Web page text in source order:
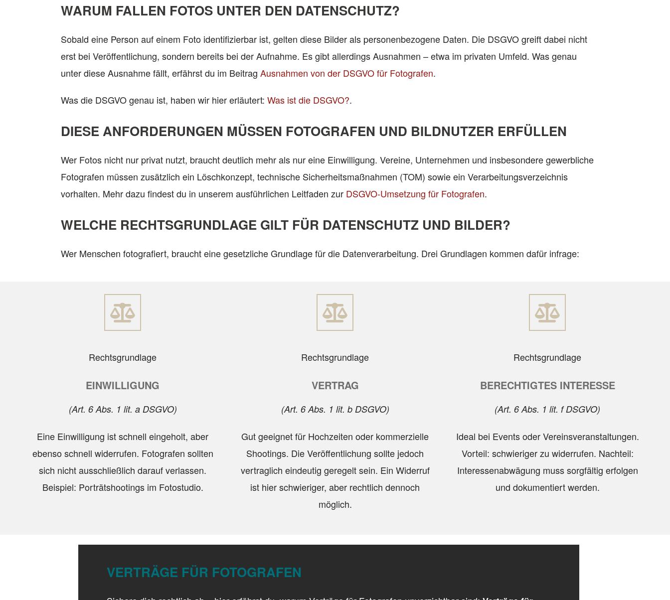
WARUM FALLEN FOTOS UNTER DEN DATENSCHUTZ?
Sobald eine Person auf einem Foto identifizierbar ist, gelten diese Bilder als personenbezogene Daten. Die DSGVO greift dabei nicht
erst bei Veröffentlichung, sondern bereits bei der Aufnahme. Es gibt allerdings Ausnahmen – etwa im privaten Umfeld. Was genau
unter diese Ausnahme fällt, erfährst du im Beitrag Ausnahmen von der DSGVO für Fotografen.
Was die DSGVO genau ist, haben wir hier erläutert: Was ist die DSGVO?.
DIESE ANFORDERUNGEN MÜSSEN FOTOGRAFEN UND BILDNUTZER ERFÜLLEN
Wer Fotos nicht nur privat nutzt, braucht deutlich mehr als nur eine Einwilligung. Vereine, Unternehmen und insbesondere gewerbliche
Fotografen müssen zusätzlich ein Löschkonzept, technische Sicherheitsmaßnahmen (TOM) sowie ein Verarbeitungsverzeichnis
vorhalten. Mehr dazu findest du in unserem ausführlichen Leitfaden zur DSGVO-Umsetzung für Fotografen.
WELCHE RECHTSGRUNDLAGE GILT FÜR DATENSCHUTZ UND BILDER?
Wer Menschen fotografiert, braucht eine gesetzliche Grundlage für die Datenverarbeitung. Drei Grundlagen kommen dafür infrage:
Rechtsgrundlage
EINWILLIGUNG
(Art. 6 Abs. 1 lit. a DSGVO)
Eine Einwilligung ist schnell eingeholt, aber
ebenso schnell widerrufen. Fotografen sollten
sich nicht ausschließlich darauf verlassen.
Beispiel: Porträtshootings im Fotostudio.
Rechtsgrundlage
VERTRAG
(Art. 6 Abs. 1 lit. b DSGVO)
Gut geeignet für Hochzeiten oder kommerzielle
Shootings. Die Veröffentlichung sollte jedoch
vertraglich eindeutig geregelt sein. Ein Widerruf
ist hier schwieriger, aber rechtlich dennoch
möglich.
Rechtsgrundlage
BERECHTIGTES INTERESSE
(Art. 6 Abs. 1 lit. f DSGVO)
Ideal bei Events oder Vereinsveranstaltungen.
Vorteil: schwieriger zu widerrufen. Nachteil:
Interessenabwägung muss sorgfältig erfolgen
und dokumentiert werden.
VERTRÄGE FÜR FOTOGRAFEN